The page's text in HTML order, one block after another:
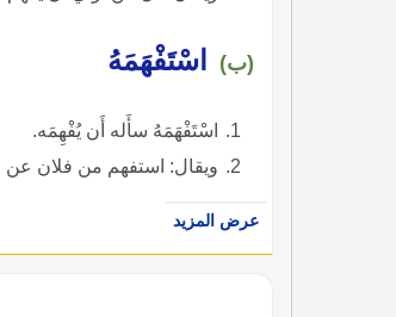
(ب) اسْتَفْهَمَهُ
اسْتَفْهَمَهُ سأَله أَن يُفْهِمَه.
ويقال: استفهم من فلان
عرض المزيد